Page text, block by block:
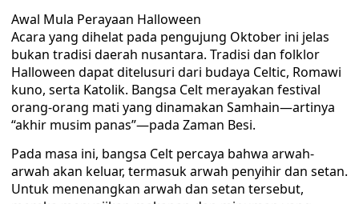
Awal Mula Perayaan Halloween
Acara yang dihelat pada pengujung Oktober ini jelas
bukan tradisi daerah nusantara. Tradisi dan folklor
Halloween dapat ditelusuri dari budaya Celtic, Romawi
kuno, serta Katolik. Bangsa Celt merayakan festival
orang-orang mati yang dinamakan Samhain—artinya
“akhir musim panas”—pada Zaman Besi.
Pada masa ini, bangsa Celt percaya bahwa arwah-
arwah akan keluar, termasuk arwah penyihir dan setan.
Untuk menenangkan arwah dan setan tersebut,